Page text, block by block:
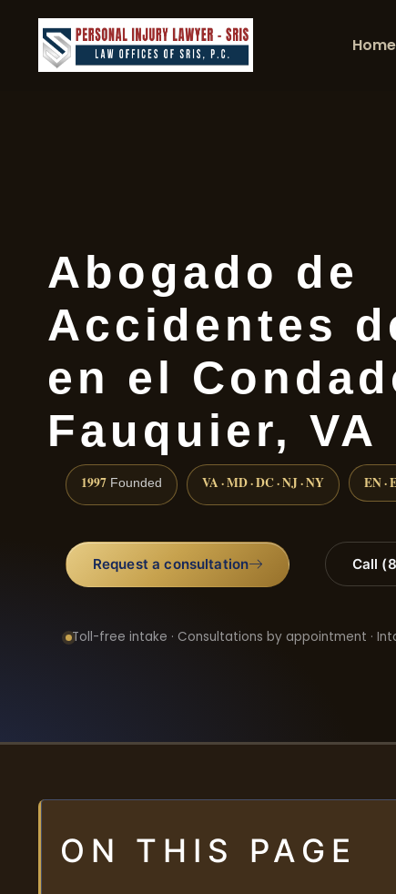
Home
Abogado de
Accidentes
en el
Fauquier, VA
1997 Founded VA · MD · DC · NJ · NY EN ·
Request a consultation Call
Toll-free intake · Consultations by appointment ·
ON THIS PAGE